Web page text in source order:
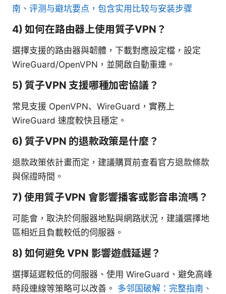
南、评测与避坑要点，包含实用比较与安装步骤
4) 如何在路由器上使用質子VPN？
選擇支援的路由器與韌體，下載對應設定檔，設定
WireGuard/OpenVPN，並開啟自動重連。
5) 質子VPN 支援哪種加密協議？
常見支援 OpenVPN、WireGuard，實務上
WireGuard 速度較快且穩定。
6) 質子VPN 的退款政策是什麼？
退款政策依計畫而定，建議購買前查看官方退款條款
與保證時間。
7) 使用質子VPN 會影響播客或影音串流嗎？
可能會，取決於伺服器地點與網路狀況，建議選擇地
區相近且負載較低的伺服器。
8) 如何避免 VPN 影響遊戲延遲？
選擇延遲較低的伺服器、使用 WireGuard、避免高峰
時段連線等策略可以改善。 多邻国破解：完整指南、